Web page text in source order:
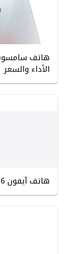
الأداء والسعر
هاتف آيفون 16: قفزة جديدة نحو المستقبل الذكي